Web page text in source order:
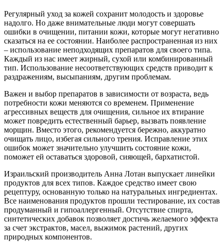
Регулярный уход за кожей сохранит молодость и здоровье
надолго. Но даже внимательные люди могут совершать
ошибки в очищении, питании кожи, которые могут негативно
сказаться на ее состоянии. Наиболее распространенная из них
– использование неподходящих препаратов для своего типа.
Каждый из нас имеет жирный, сухой или комбинированный
тип. Использование несоответствующих средств приводит к
раздражениям, высыпаниям, другим проблемам.
Важен и выбор препаратов в зависимости от возраста, ведь
потребности кожи меняются со временем. Применение
агрессивных веществ для очищения, сильное их втирание
может повредить естественный барьер, вызвать появление
морщин. Вместо этого, рекомендуется бережно, аккуратно
очищать лицо, избегая сильного трения. Исправление этих
ошибок может значительно улучшить состояние кожи,
поможет ей оставаться здоровой, сияющей, бархатистой.
Израильский производитель Анна Лотан выпускает линейки
продуктов для всех типов. Каждое средство имеет свою
рецептуру, основанную только на натуральных ингредиентах.
Все наименования продуктов прошли тестирование, их состав
продуманный и гипоаллергенный. Отсутствие спирта,
синтетических добавок позволяет достичь желаемого эффекта
за счет экстрактов, масел, выжимок растений, других
природных компонентов.